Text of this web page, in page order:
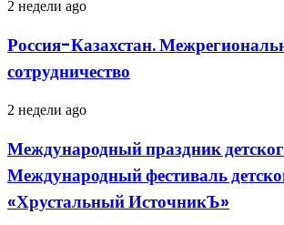
форум
Россия-
Межрегиональное
сотрудничество
2 недели ago
Россия-Казахстан.
сотрудничество
Международный
детского
кино.
V
фестиваль
2 недели ago
Международный праздник
Международный фестиваль
«Хрустальный ИсточникЪ»